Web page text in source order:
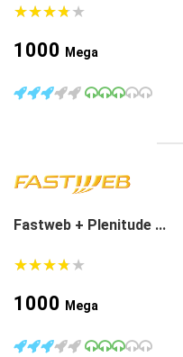
★★★★★
★★★★★
1000 Mega
Fastweb + Plenitude ...
★★★★★
★★★★★
1000 Mega